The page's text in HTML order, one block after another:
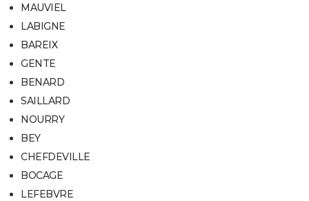
MAUVIEL
LABIGNE
BAREIX
GENTE
BENARD
SAILLARD
NOURRY
BEY
CHEFDEVILLE
BOCAGE
LEFEBVRE